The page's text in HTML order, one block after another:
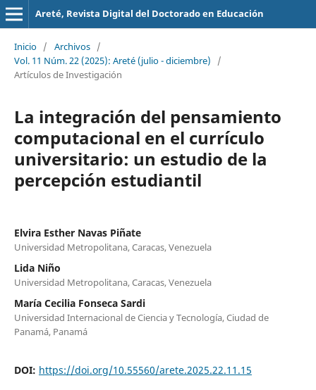
Areté, Revista Digital del Doctorado en Educación
Inicio / Archivos /
Vol. 11 Núm. 22 (2025): Areté (julio - diciembre)
/
Artículos de Investigación
La integración del pensamiento
computacional en el currículo
universitario: un estudio de la
percepción estudiantil
Elvira Esther Navas Piñate
Universidad Metropolitana, Caracas, Venezuela
Lida Niño
Universidad Metropolitana, Caracas, Venezuela
María Cecilia Fonseca Sardi
Universidad Internacional de Ciencia y Tecnología, Ciudad de
Panamá, Panamá
DOI: https://doi.org/10.55560/arete.2025.22.11.15